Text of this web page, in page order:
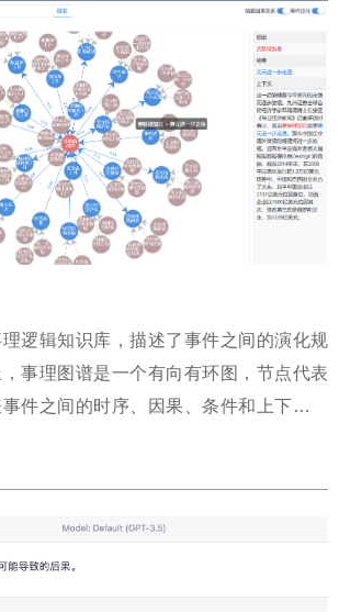
逻辑知识库，描述了事件之间的演化规
事理图谱是一个有向有环图，节点代表
件之间的时序、因果、条件和上下位等
，事理图谱中的事件是具有一定抽象程度
件可以表示为抽象、语义完备的谓词性